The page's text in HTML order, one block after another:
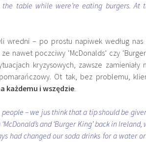
the table while were’re eating burgers.
wredni – po prostu napiwek według nas
nawet poczciwy ‘McDonalds’ czy
kryzysowych, zawsze
Ot tak, bez problemu,
każdemu i wszędzie.
– we jus think that a tip should be
and ‘Burger King’ back in
had changed our soda drinks for a water